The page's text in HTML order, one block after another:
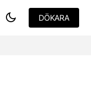
DÖKARA